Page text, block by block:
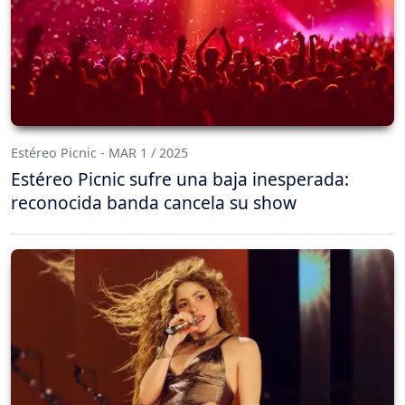
Estéreo Picnic - MAR 1 / 2025
Estéreo Picnic sufre una baja inesperada:
reconocida banda cancela su show